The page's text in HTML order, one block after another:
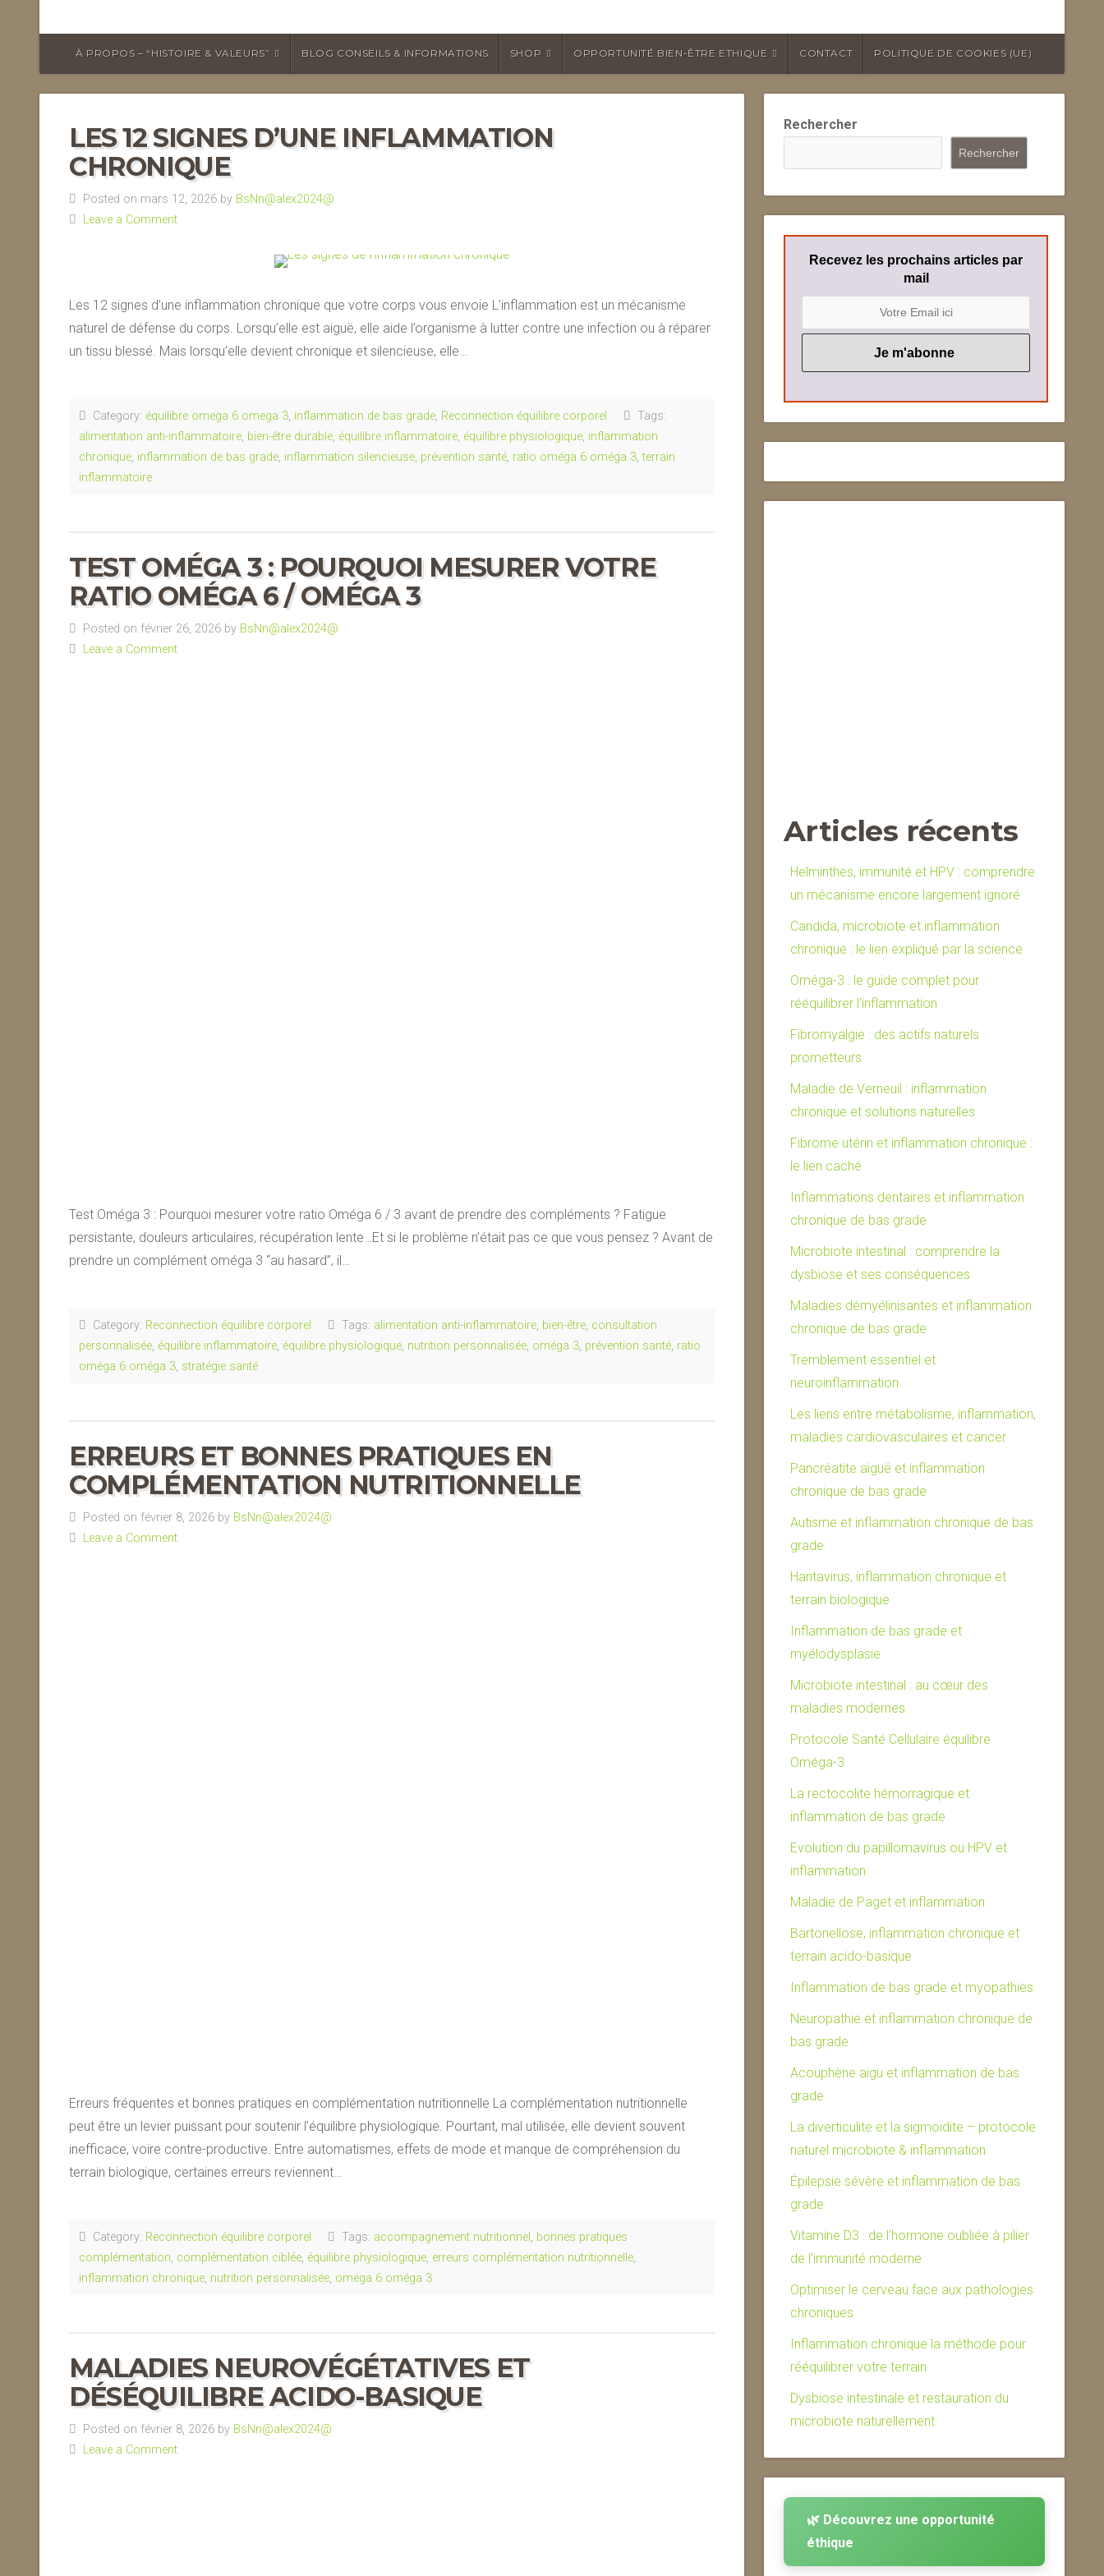
À PROPOS – “HISTOIRE & VALEURS” BLOG CONSEILS & INFORMATIONS SHOP OPPORTUNITÉ BIEN-ÊTRE ETHIQUE CONTACT POLITIQUE DE COOKIES (UE)
LES 12 SIGNES D’UNE INFLAMMATION
CHRONIQUE
Posted on mars 12, 2026 by BsNn@alex2024@
Leave a Comment
Les 12 signes d’une inflammation chronique que votre corps vous envoie L’inflammation est un mécanisme
naturel de défense du corps. Lorsqu’elle est aiguë, elle aide l’organisme à lutter contre une infection ou à réparer
un tissu blessé. Mais lorsqu’elle devient chronique et silencieuse, elle…
Category: équilibre omega 6 omega 3, inflammation de bas grade, Reconnection équilibre corporel
Tags:
alimentation anti-inflammatoire, bien-être durable, équilibre inflammatoire, équilibre physiologique, inflammation
chronique, inflammation de bas grade, inflammation silencieuse, prévention santé, ratio oméga 6 oméga 3,terrain
inflammatoire
TEST OMÉGA 3 : POURQUOI MESURER VOTRE
RATIO OMÉGA 6 / OMÉGA 3
Posted on février 26, 2026 by BsNn@alex2024@
Leave a Comment
Test Oméga 3 : Pourquoi mesurer votre ratio Oméga 6 / 3 avant de prendre des compléments ? Fatigue
persistante, douleurs articulaires, récupération lente…Et si le problème n’était pas ce que vous pensez ? Avant de
prendre un complément oméga 3 “au hasard”, il…
Category: Reconnection équilibre corporel Tags: alimentation anti-inflammatoire, bien-être, consultation
personnalisée, équilibre inflammatoire, équilibre physiologique, nutrition personnalisée, oméga 3, prévention santé, ratio
oméga 6 oméga 3, stratégie santé
ERREURS ET BONNES PRATIQUES EN
COMPLÉMENTATION NUTRITIONNELLE
Posted on février 8, 2026 by BsNn@alex2024@
Leave a Comment
Erreurs fréquentes et bonnes pratiques en complémentation nutritionnelle La complémentation nutritionnelle
peut être un levier puissant pour soutenir l’équilibre physiologique. Pourtant, mal utilisée, elle devient souvent
inefficace, voire contre-productive. Entre automatismes, effets de mode et manque de compréhension du
terrain biologique, certaines erreurs reviennent…
Category: Reconnection équilibre corporel Tags: accompagnement nutritionnel , bonnes pratiques
complémentation, complémentation ciblée, équilibre physiologique, erreurs complémentation nutritionnelle,
inflammation chronique, nutrition personnalisée, oméga 6 oméga 3
MALADIES NEUROVÉGÉTATIVES ET
DÉSÉQUILIBRE ACIDO-BASIQUE
Posted on février 8, 2026 by BsNn@alex2024@
Leave a Comment
Rechercher
Rechercher
Recevez les prochains articles par
mail
Articles récents
Helminthes, immunité et HPV : comprendre
un mécanisme encore largement ignoré
Candida, microbiote et inflammation
chronique : le lien expliqué par la science
Oméga-3 : le guide complet pour
rééquilibrer l’inflammation
Fibromyalgie : des actifs naturels
prometteurs
Maladie de Verneuil : inflammation
chronique et solutions naturelles
Fibrome utérin et inflammation chronique :
le lien caché
Inflammations dentaires et inflammation
chronique de bas grade
Microbiote intestinal : comprendre la
dysbiose et ses conséquences
Maladies démyélinisantes et inflammation
chronique de bas grade
Tremblement essentiel et
neuroinflammation
Les liens entre métabolisme, inflammation,
maladies cardiovasculaires et cancer
Pancréatite aiguë et inflammation
chronique de bas grade
Autisme et inflammation chronique de bas
grade
Hantavirus, inflammation chronique et
terrain biologique
Inflammation de bas grade et
myélodysplasie
Microbiote intestinal : au cœur des
maladies modernes
Protocole Santé Cellulaire équilibre
Oméga-3
La rectocolite hémorragique et
inflammation de bas grade
Evolution du papillomavirus ou HPV et
inflammation
Maladie de Paget et inflammation
Bartonellose, inflammation chronique et
terrain acido-basique
Inflammation de bas grade et myopathies
Neuropathie et inflammation chronique de
bas grade
Acouphène aigu et inflammation de bas
grade
La diverticulite et la sigmoïdite – protocole
naturel microbiote & inflammation
Épilepsie sévère et inflammation de bas
grade
Vitamine D3 : de l’hormone oubliée à pilier
de l’immunité moderne
Optimiser le cerveau face aux pathologies
chroniques
Inflammation chronique la méthode pour
rééquilibrer votre terrain
Dysbiose intestinale et restauration du
microbiote naturellement
🌿 Découvrez une opportunité
éthique